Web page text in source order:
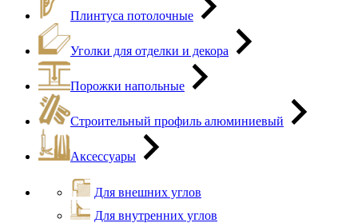
Плинтуса потолочные
Уголки для отделки и декора
Порожки напольные
Строительный профиль алюминиевый
Аксессуары
Для внешних углов
Для внутренних углов